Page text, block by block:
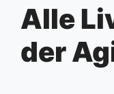
Alle
der